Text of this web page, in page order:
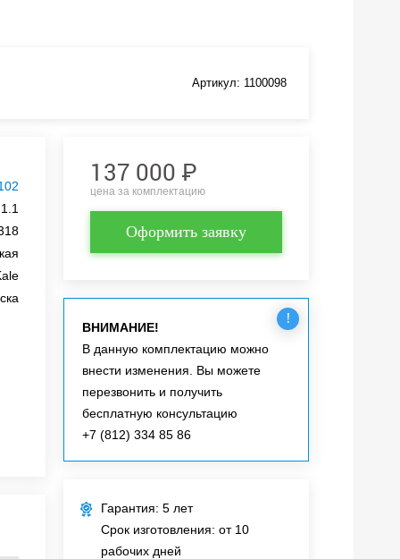
Артикул: 1100098
137 000 Р
цена за комплектацию
Оформить заявку
!
ВНИМАНИЕ!
В данную комплектацию можно
внести изменения. Вы можете
перезвонить и получить
бесплатную консультацию
+7 (812) 334 85 86
Гарантия: 5 лет
Срок изготовления: от 10
рабочих дней